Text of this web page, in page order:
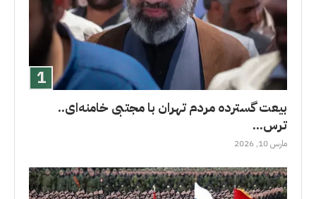
بیعت گسترده مردم تهران با مجتبی خامنه‌ای..
ترس...
مارس 10, 2026